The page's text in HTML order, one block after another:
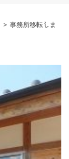
> 事務所移転しま